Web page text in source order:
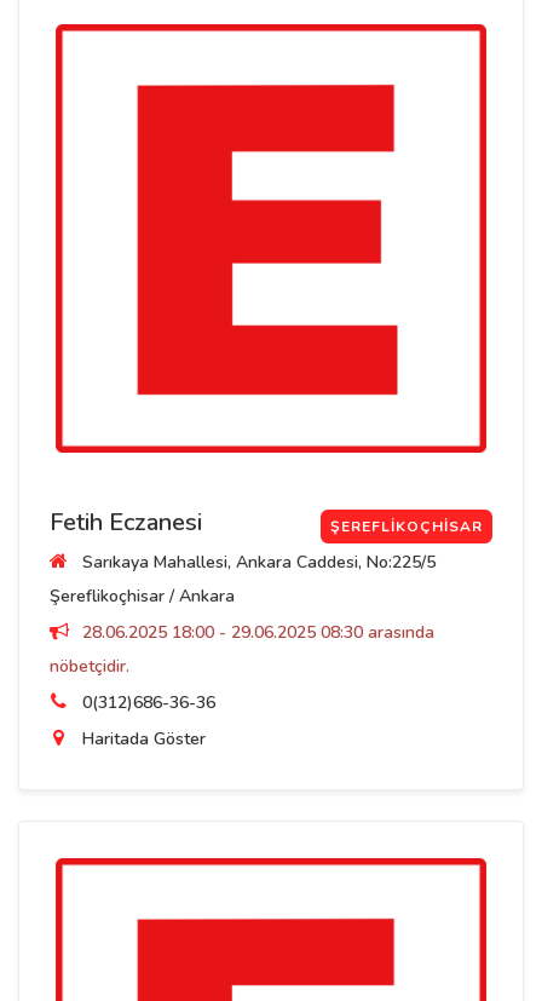
Fetih Eczanesi ŞEREFLIKOÇHISAR
Sarıkaya Mahallesi, Ankara Caddesi, No:225/5
Şereflikoçhisar / Ankara
28.06.2025 18:00 - 29.06.2025 08:30 arasında
nöbetçidir.
0(312)686-36-36
Haritada Göster